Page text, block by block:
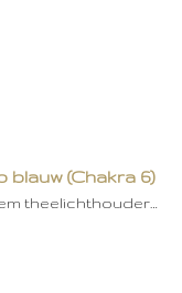
(Chakra 6)
theelichthouder…